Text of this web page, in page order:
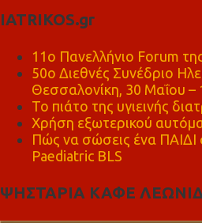
IATRIKOS.gr
11ο Πανελλήνιο Forum
50ο Διεθνές Συνέδριο
Θεσσαλονίκη, 30 Μαΐου –
Το πιάτο της υγιεινής
Χρήση εξωτερικού
Πώς να σώσεις ένα ΠΑΙΔΙ
Paediatric BLS
ΨΗΣΤΑΡΙΑ ΚΑΦΕ